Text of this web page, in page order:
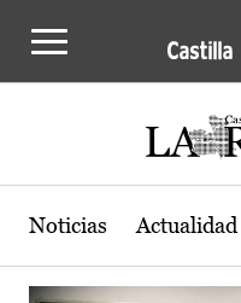
Actualidad de
Noticias